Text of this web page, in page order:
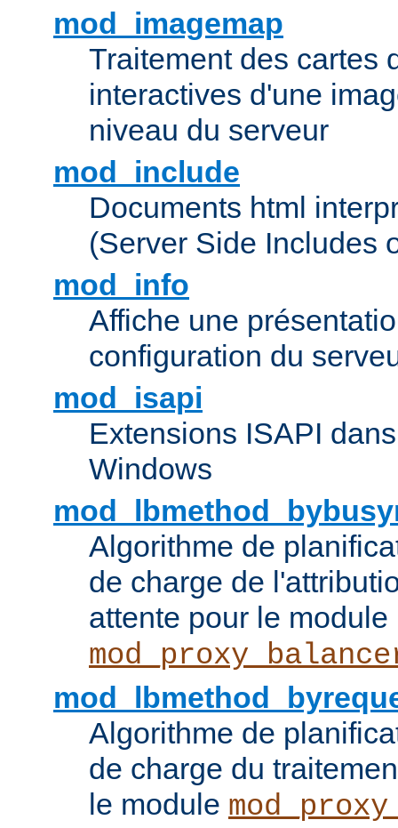
mod_imagemap
Traitement des cartes
interactives d'une
niveau du serveur
mod_include
Documents html
(Server Side Includes
mod_info
Affiche une
configuration du
mod_isapi
Extensions ISAPI
Windows
Algorithme de
de charge de
attente pour le module
Algorithme de
de charge du
le module